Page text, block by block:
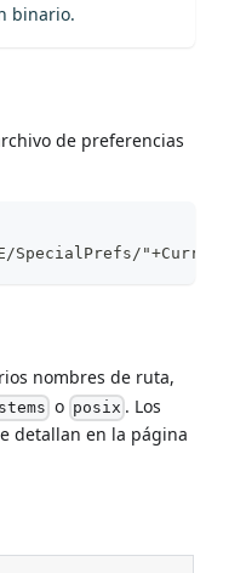
binario.
de preferencias
SpecialPrefs/
nombres de ruta,
o posix . Los
detallan en la página